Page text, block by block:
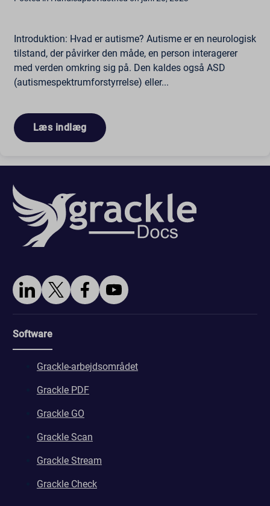
Introduktion: Hvad er autisme? Autisme er en neurologisk
tilstand, der påvirker den måde, en person interagerer
med verden omkring sig på. Den kaldes også ASD
(autismespektrumforstyrrelse) eller...
Læs indlæg
Software
Grackle-arbejdsområdet
Grackle PDF
Grackle GO
Grackle Scan
Grackle Stream
Grackle Check
wordpressuser_16bb27147dd11b86705fc051b945e04b
cbLDBex
ext_name
fs_uid
ssm_au_c
wordpresspass_16bb27147dd11b86705fc051b945e04b